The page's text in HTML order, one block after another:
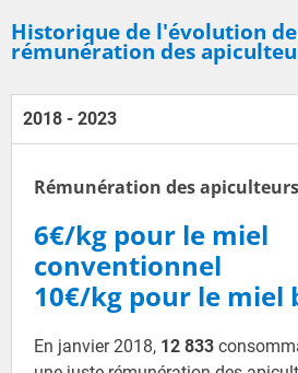
Historique de l'évolution
rémunération des
2018 - 2023
Rémunération des apiculteurs
6€/kg pour le miel
conventionnel
10€/kg pour le miel
En janvier 2018, 12 833